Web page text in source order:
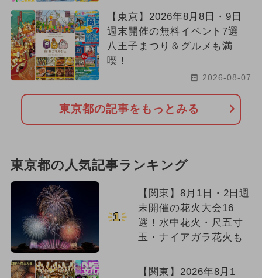
【東京】2026年8月8日・9日
週末開催の無料イベント7選
八王子まつり＆グルメも満
喫！
2026-08-07
東京都の記事をもっとみる
東京都の人気記事ランキング
1
【関東】8月1日・2日週
末開催の花火大会16
選！水中花火・尺五寸
玉・ナイアガラ花火も
【関東】2026年8月1